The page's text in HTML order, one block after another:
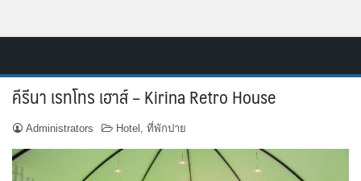
contentHome
ทำเว็บไซต์รีสอร์ท
คีรีนา เรทโทร เฮาส์ – Kirina Retro House
Administrators Hotel , ที่พักปาย